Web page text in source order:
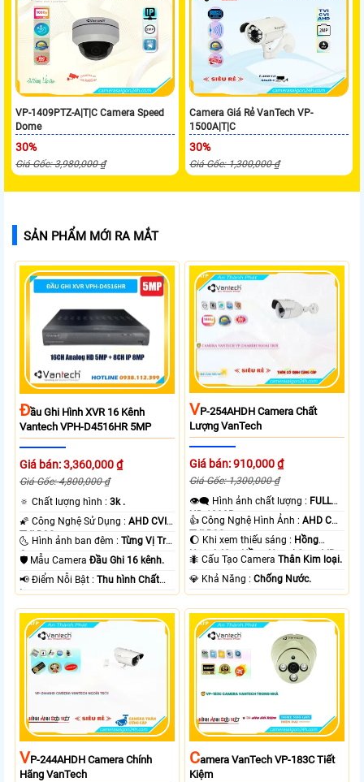
VP-1409PTZ-A|T|C Camera Speed
Dome
30%
Giá Gốc: 3,980,000 ₫
Camera Giá Rẻ VanTech VP-
1500A|T|C
30%
Giá Gốc: 1,300,000 ₫
SẢN PHẨM MỚI RA MẮT
ĐẦu Ghi Hình XVR 16 Kênh
Vantech VPH-D4516HR 5MP
Giá bán: 3,360,000 ₫
Giá Gốc: 4,800,000 ₫
🔅 Chất lượng hình :3k .
🌠 Công Nghệ Sử Dụng :AHD CVI
TVI BCS.
🌜 Hình ảnh ban đêm :Từng Vị Trí
Camera .
🛡 Mẫu CameraĐầu Ghi 16 kênh.
️📢 Điểm Nỗi Bật :Thu hình Chất
Lượng.
VP-254AHDH Camera Chất
Lượng VanTech
Giá bán: 910,000 ₫
Giá Gốc: 1,300,000 ₫
👁️‍🗨 Hình ảnh chất lượng : FULL
HD 1080P .
👍 Công Nghệ Hình Ảnh :AHD CVI
TVI BCS.
🌔 Khi xem thiếu sáng : Hồng
Ngoại 40m Hồng Ngoại Smart IR.
🐜 Cấu Tạo CameraThân Kim loại.
️💎 Khả Năng :Chống Nước.
VP-244AHDH Camera Chính
Hãng VanTech
CAmera VanTech VP-183C Tiết
Kiệm